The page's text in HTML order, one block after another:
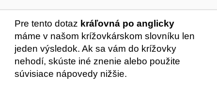
Pre tento dotaz kráľovná po anglicky
máme v našom krížovkárskom slovníku len
jeden výsledok. Ak sa vám do krížovky
nehodí, skúste iné znenie alebo použite
súvisiace nápovedy nižšie.